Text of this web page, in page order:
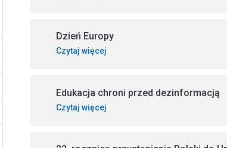
Dzień Europy
Czytaj więcej
Edukacja chroni przed dezinformacją
Czytaj więcej